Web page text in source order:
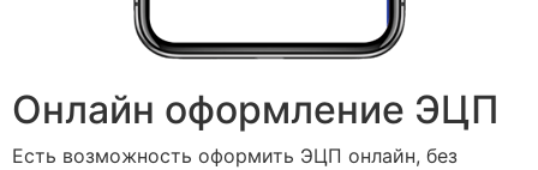
Онлайн оформление ЭЦП
Есть возможность оформить ЭЦП онлайн, без